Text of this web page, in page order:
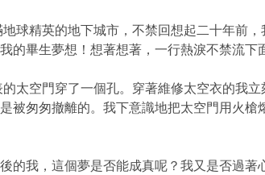
精英的地下城市，不禁回想起二十年前
的畢生夢想！想著想著，一行熱淚不禁流下
太空門穿了一個孔。穿著維修太空衣的我
被匆匆撤離的。我下意識地把太空門用火
我，這個夢是否能成真呢？我又是否過著